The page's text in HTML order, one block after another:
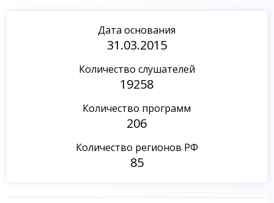
Дата основания
31.03.2015
Количество слушателей
19258
Количество программ
206
Количество регионов РФ
85